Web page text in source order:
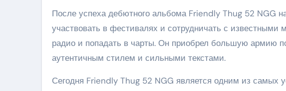
После успеха дебютного альбома Friendly Thug 52 NGG
участвовать в фестивалях и сотрудничать с известными
радио и попадать в чарты. Он приобрел большую армию
аутентичным стилем и сильными текстами.
Сегодня Friendly Thug 52 NGG является одним из самых